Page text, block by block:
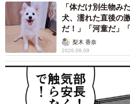
「体だけ別生物み
犬、濡れた直後の
だ！」「河童だ」
梨木 香奈
2026.08.09